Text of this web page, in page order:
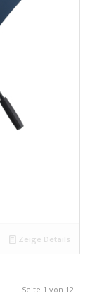
Zeige Details
Seite 1 von 12